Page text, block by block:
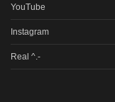
YouTube
Instagram
Real ^.-